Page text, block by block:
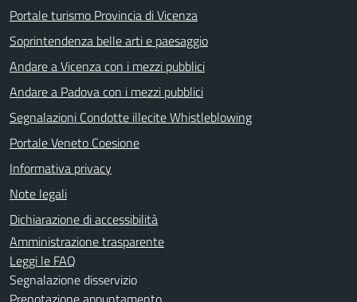
Portale turismo Provincia di Vicenza
Soprintendenza belle arti e paesaggio
Andare a Vicenza con i mezzi pubblici
Andare a Padova con i mezzi pubblici
Segnalazioni Condotte illecite Whistleblowing
Portale Veneto Coesione
Informativa privacy
Note legali
Dichiarazione di accessibilità
Amministrazione trasparente
Leggi le FAQ
Segnalazione disservizio